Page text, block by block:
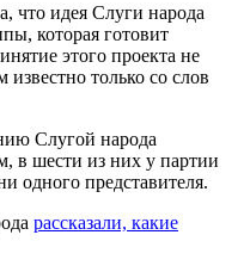
что идея Слуги народа
которая готовит
этого проекта не
только со слов
Слугой народа
в шести из них у партии
одного представителя.
рассказали, какие